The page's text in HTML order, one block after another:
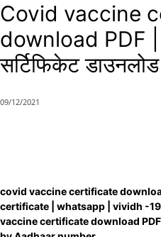
Covid vaccine
download PDF |
सर्टिफिकेट डाउनलोड
09/12/2021
covid vaccine certificate
certificate | whatsapp | vividh -
vaccine certificate download